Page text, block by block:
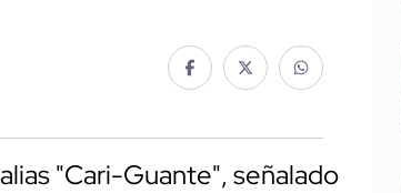
"Cari-Guante", señalado